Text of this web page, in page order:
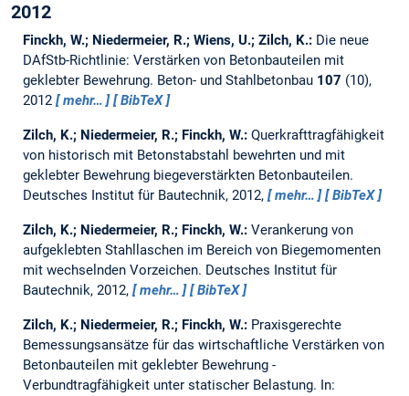
2012
Finckh, W.; Niedermeier, R.; Wiens, U.; Zilch, K.: Die neue
DAfStb-Richtlinie: Verstärken von Betonbauteilen mit
geklebter Bewehrung. Beton- und Stahlbetonbau 107 (10),
2012
mehr… BibTeX
Zilch, K.; Niedermeier, R.; Finckh, W.: Querkrafttragfähigkeit
von historisch mit Betonstabstahl bewehrten und mit
geklebter Bewehrung biegeverstärkten Betonbauteilen.
Deutsches Institut für Bautechnik, 2012,
mehr… BibTeX
Zilch, K.; Niedermeier, R.; Finckh, W.: Verankerung von
aufgeklebten Stahllaschen im Bereich von Biegemomenten
mit wechselnden Vorzeichen. Deutsches Institut für
Bautechnik, 2012,
mehr… BibTeX
Zilch, K.; Niedermeier, R.; Finckh, W.: Praxisgerechte
Bemessungsansätze für das wirtschaftliche Verstärken von
Betonbauteilen mit geklebter Bewehrung -
Verbundtragfähigkeit unter statischer Belastung. In: